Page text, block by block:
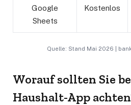
Google
Sheets
Kostenlos
Quelle: Stand Mai 2026 |
Worauf sollten Sie
Haushalt-App